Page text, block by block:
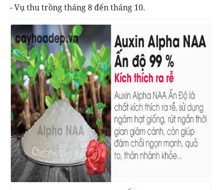
- Vụ thu trồng tháng 8 đến tháng 10.